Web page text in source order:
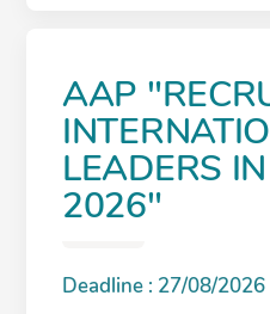
AAP
LEADERS
2026"
Deadline : 27/08/2026